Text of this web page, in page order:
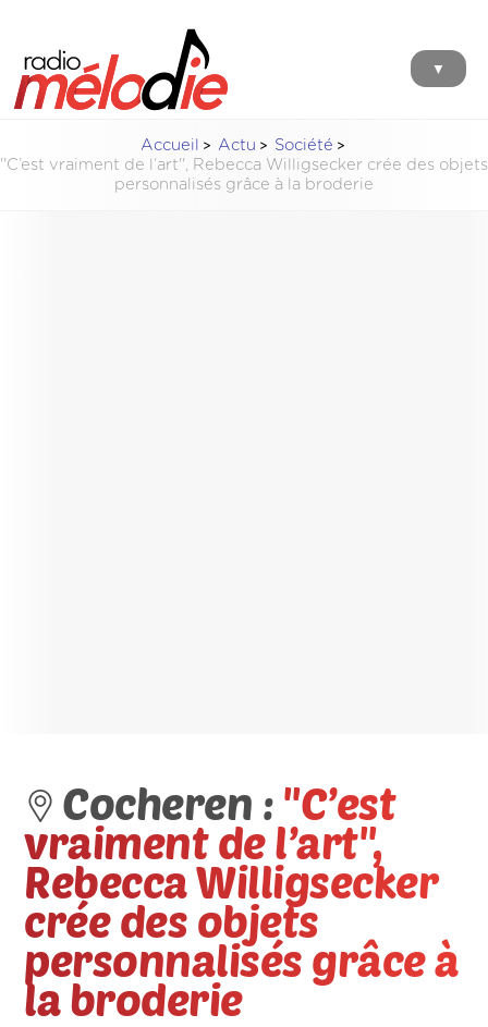
▼
Accueil Actu
Société
''C’est vraiment de l’art'', Rebecca Willigsecker crée des objets
personnalisés grâce à la broderie
Cocheren : ''C’est
vraiment de l’art'',
Rebecca Willigsecker
crée des objets
personnalisés grâce à
la broderie